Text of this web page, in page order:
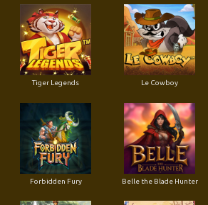
Tiger Legends Le Cowboy
Forbidden Fury Belle the Blade Hunter